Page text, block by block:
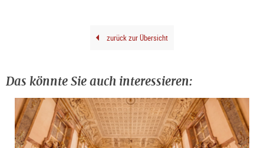
zurück zur Übersicht
Das könnte Sie auch interessieren: